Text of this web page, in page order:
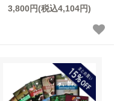
3,800円(税込4,104円)